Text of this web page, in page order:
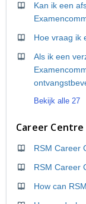
Kan ik een
Hoe vraag ik
Als ik een
Bekijk alle 27
Career Centre
RSM Career
RSM Career
How can